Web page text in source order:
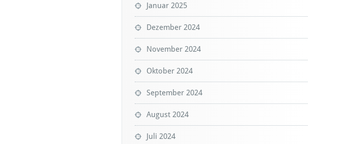
Januar 2025
Dezember 2024
November 2024
Oktober 2024
September 2024
August 2024
Juli 2024